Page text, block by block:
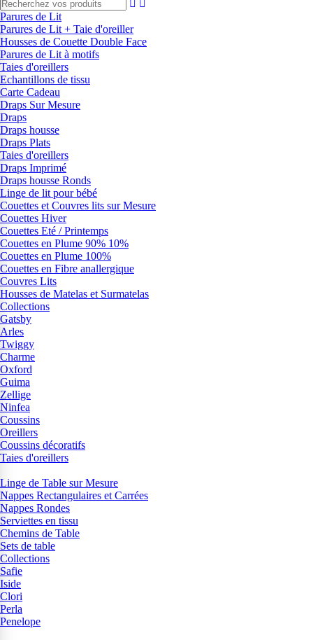
Parures de Lit
Parures de Lit + Taie d'oreiller
Housses de Couette Double Face
Parures de Lit à motifs
Taies d'oreillers
Echantillons de tissu
Carte Cadeau
Draps Sur Mesure
Draps
Draps housse
Draps Plats
Taies d'oreillers
Draps Imprimé
Draps housse Ronds
Linge de lit pour bébé
Couettes et Couvres lits sur Mesure
Couettes Hiver
Couettes Eté / Printemps
Couettes en Plume 90% 10%
Couettes en Plume 100%
Couettes en Fibre anallergique
Couvres Lits
Housses de Matelas et Surmatelas
Collections
Gatsby
Arles
Twiggy
Charme
Oxford
Guima
Zellige
Ninfea
Coussins
Oreillers
Coussins décoratifs
Taies d'oreillers
Linge de Table sur Mesure
Nappes Rectangulaires et Carrées
Nappes Rondes
Serviettes en tissu
Chemins de Table
Sets de table
Collections
Safie
Iside
Clori
Perla
Penelope